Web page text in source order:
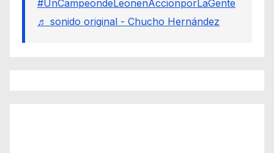
#UnCampeondeLeonenAccionporLaGente
♬ sonido original - Chucho Hernández